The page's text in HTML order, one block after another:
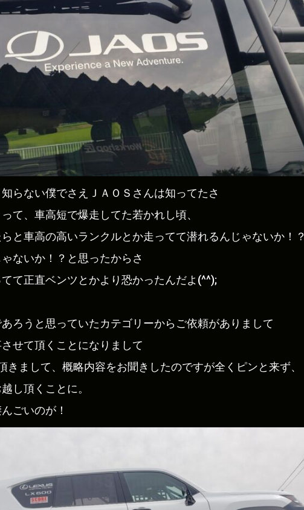
らない僕でさえＪＡＯＳさんは知ってたさ
て、車高短で爆走してた若かれし頃、
と車高の高いランクルとか走ってて潜れるんじゃないか！？
ないか！？と思ったからさ
て正直ベンツとかより恐かったんだよ(^^);
ろうと思っていたカテゴリーからご依頼がありまして
せて頂くことになりまして
きまして、概略内容をお聞きしたのですが全くピンと来ず、
し頂くことに。
ごいのが！